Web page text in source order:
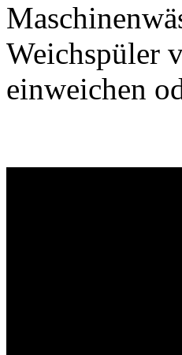
Weichspüler
einweichen